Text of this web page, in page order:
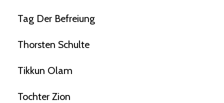
Tag Der Befreiung
Thorsten Schulte
Tikkun Olam
Tochter Zion